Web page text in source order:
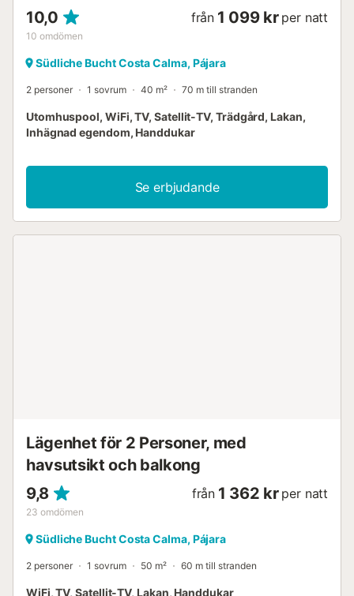
10,0
10 omdömen
från 1 099 kr per natt
Südliche Bucht Costa Calma, Pájara
2 personer 1 sovrum 40 m² 70 m till stranden
Utomhuspool, WiFi, TV, Satellit-TV, Trädgård, Lakan,
Inhägnad egendom, Handdukar
Se erbjudande
Lägenhet för 2 Personer, med
havsutsikt och balkong
9,8
23 omdömen
från 1 362 kr per natt
Südliche Bucht Costa Calma, Pájara
2 personer 1 sovrum 50 m² 60 m till stranden
WiFi, TV, Satellit-TV, Lakan, Handdukar